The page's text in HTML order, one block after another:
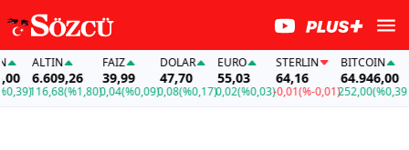
ALTIN
6.609,26
116,68(%1,80)
FAİZ
39,99
0,04(%0,09)
DOLAR
47,70
0,08(%0,17)
EURO
55,03
0,02(%0,03)
STERLIN
64,16
-0,01(%-0,01)
BITCOIN
64.946,00
252,00(%0,39)